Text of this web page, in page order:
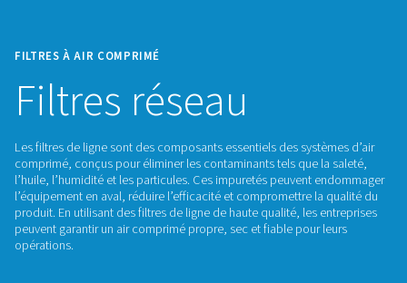
FILTRES À AIR COMPRIMÉ
Filtres réseau